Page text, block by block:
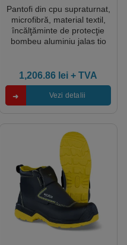
Pantofi din cpu supraturnat,
microfibră, material textil,
încălţăminte de protecţie
bombeu aluminiu jalas tio
negru,albastru
1,206.86 lei + TVA
Vezi detalii